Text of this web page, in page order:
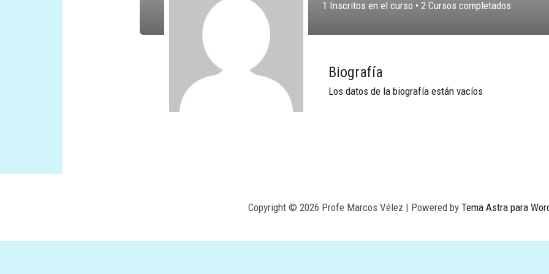
1 Inscritos en el curso • 2 Cursos completados
Biografía
Los datos de la biografía están vacíos
Copyright © 2026 Profe Marcos Vélez | Powered by Tema Astra para